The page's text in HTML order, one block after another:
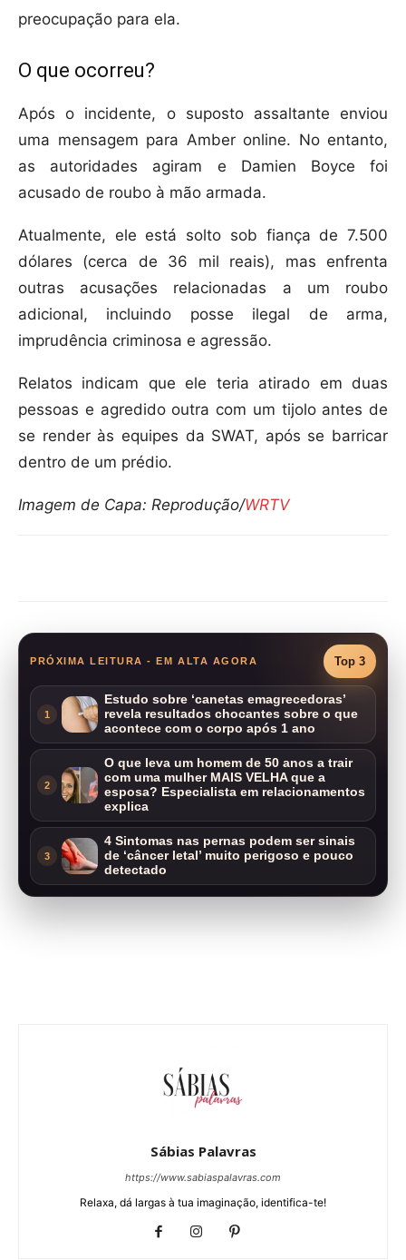
preocupação para ela.
O que ocorreu?
Após o incidente, o suposto assaltante enviou
uma mensagem para Amber online. No entanto,
as autoridades agiram e Damien Boyce foi
acusado de roubo à mão armada.
Atualmente, ele está solto sob fiança de 7.500
dólares (cerca de 36 mil reais), mas enfrenta
outras acusações relacionadas a um roubo
adicional, incluindo posse ilegal de arma,
imprudência criminosa e agressão.
Relatos indicam que ele teria atirado em duas
pessoas e agredido outra com um tijolo antes de
se render às equipes da SWAT, após se barricar
dentro de um prédio.
Imagem de Capa: Reprodução/WRTV
PRÓXIMA LEITURA - EM ALTA AGORA Top 3
1
Estudo sobre ‘canetas emagrecedoras’
revela resultados chocantes sobre o que
acontece com o corpo após 1 ano
2
O que leva um homem de 50 anos a trair
com uma mulher MAIS VELHA que a
esposa? Especialista em relacionamentos
explica
3
4 Sintomas nas pernas podem ser sinais
de ‘câncer letal’ muito perigoso e pouco
detectado
Sábias Palavras
https://www.sabiaspalavras.com
Relaxa, dá largas à tua imaginação, identifica-te!